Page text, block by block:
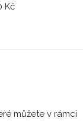
Kč
můžete v rámci